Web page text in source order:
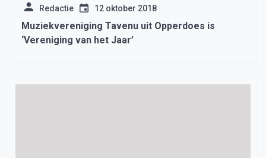
Redactie 12 oktober 2018
Muziekvereniging Tavenu uit Opperdoes is
‘Vereniging van het Jaar’